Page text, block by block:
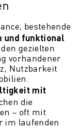
bestehende
und funktional
gezielten
vorhandener
Nutzbarkeit
mit
die
– oft mit
im laufenden